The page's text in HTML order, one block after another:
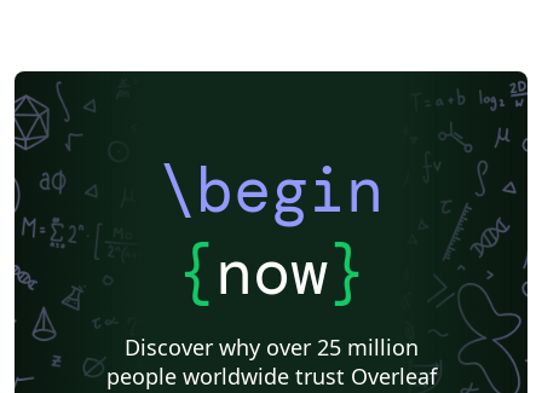
\begin
{now}
Discover why over 25 million
people worldwide trust Overleaf